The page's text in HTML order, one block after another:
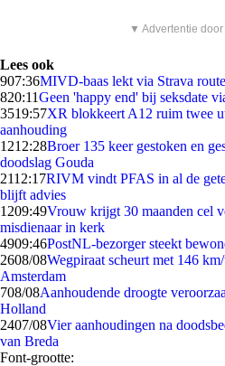
▼ Advertentie
Lees ook
907:36MIVD-baas lekt via Strava
820:11Geen 'happy end' bij seksdate
3519:57XR blokkeert A12 ruim twee
aanhouding
1212:28Broer 135 keer gestoken en
doodslag Gouda
2112:17RIVM vindt PFAS in al de
blijft advies
1209:49Vrouw krijgt 30 maanden cel
misdienaar in kerk
4909:46PostNL-bezorger steekt
2608/08Wegpiraat scheurt met 146
Amsterdam
708/08Aanhoudende droogte
Holland
2407/08Vier aanhoudingen na
van Breda
Font-grootte: